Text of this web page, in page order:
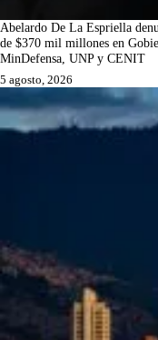
Abelardo De La Espriella
de $370 mil millones en
MinDefensa, UNP y CENIT
5 agosto, 2026